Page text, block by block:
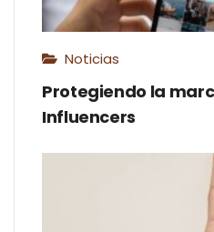
Noticias
Protegiendo la
Influencers